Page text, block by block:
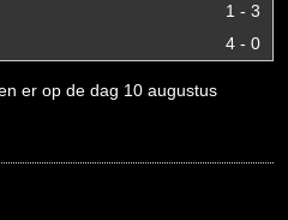
1 - 3
4 - 0
er op de dag 10 augustus